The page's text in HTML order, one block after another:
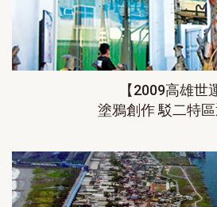
【2009高雄世
塗鴉創作 駁二特